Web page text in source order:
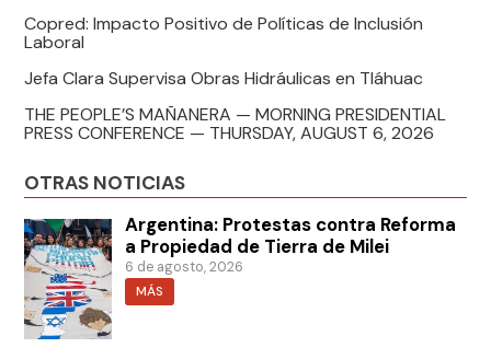
Copred: Impacto Positivo de Políticas de Inclusión
Laboral
Jefa Clara Supervisa Obras Hidráulicas en Tláhuac
THE PEOPLE’S MAÑANERA — MORNING PRESIDENTIAL
PRESS CONFERENCE — THURSDAY, AUGUST 6, 2026
OTRAS NOTICIAS
Argentina: Protestas contra Reforma
a Propiedad de Tierra de Milei
6 de agosto, 2026
MÁS